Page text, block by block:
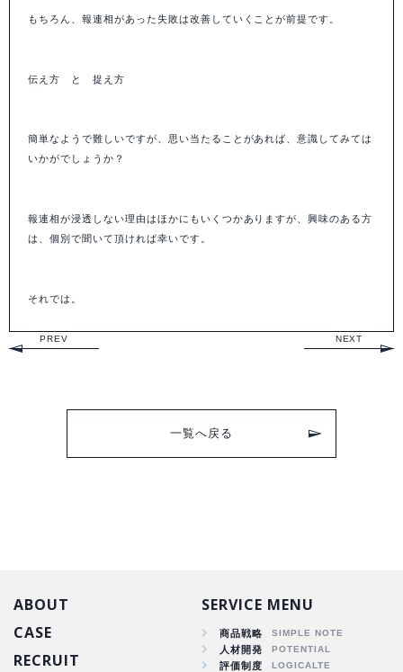
もちろん、報連相があった失敗は改善していくことが前提です。
伝え方 と 捉え方
簡単なようで難しいですが、思い当たることがあれば、意識してみては
いかがでしょうか？
報連相が浸透しない理由はほかにもいくつかありますが、興味のある方
は、個別で聞いて頂ければ幸いです。
それでは。
PREV NEXT
一覧へ戻る
ABOUT
CASE
商品戦略
RECRUIT
SERVICE MENU
商品戦略
人材開発
評価制度